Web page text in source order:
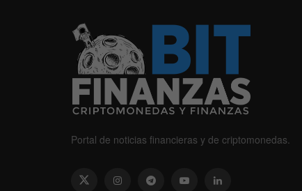
Portal de noticias financieras y de criptomonedas.